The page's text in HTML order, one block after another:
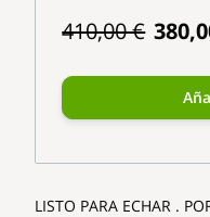
410,00 €
LISTO PARA ECHAR .